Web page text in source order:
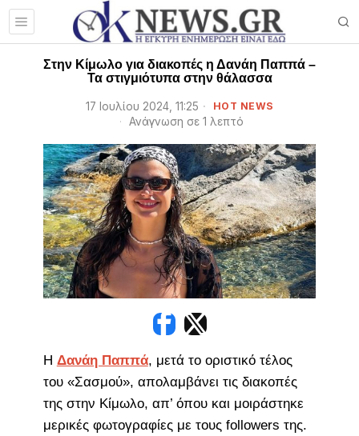
Στην Κίμωλο για διακοπές η Δανάη Παππά –
Τα στιγμιότυπα στην θάλασσα
17 Ιουλίου 2024, 11:25 HOT NEWS
Ανάγνωση σε 1 λεπτό
Η Δανάη Παππά, μετά το οριστικό τέλος
του «Σασμού», απολαμβάνει τις διακοπές
της στην Κίμωλο, απ’ όπου και μοιράστηκε
μερικές φωτογραφίες με τους followers της.